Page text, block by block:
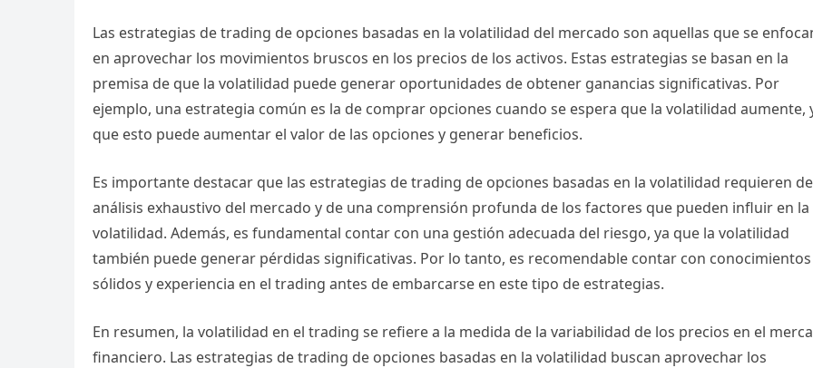
Las estrategias de trading de opciones basadas en la volatilidad del mercado son aquellas que se
en aprovechar los movimientos bruscos en los precios de los activos. Estas estrategias se basan en la
premisa de que la volatilidad puede generar oportunidades de obtener ganancias significativas. Por
ejemplo, una estrategia común es la de comprar opciones cuando se espera que la volatilidad aumente,
que esto puede aumentar el valor de las opciones y generar beneficios.
Es importante destacar que las estrategias de trading de opciones basadas en la volatilidad requieren
análisis exhaustivo del mercado y de una comprensión profunda de los factores que pueden influir en la
volatilidad. Además, es fundamental contar con una gestión adecuada del riesgo, ya que la volatilidad
también puede generar pérdidas significativas. Por lo tanto, es recomendable contar con conocimientos
sólidos y experiencia en el trading antes de embarcarse en este tipo de estrategias.
En resumen, la volatilidad en el trading se refiere a la medida de la variabilidad de los precios en el
financiero. Las estrategias de trading de opciones basadas en la volatilidad buscan aprovechar los